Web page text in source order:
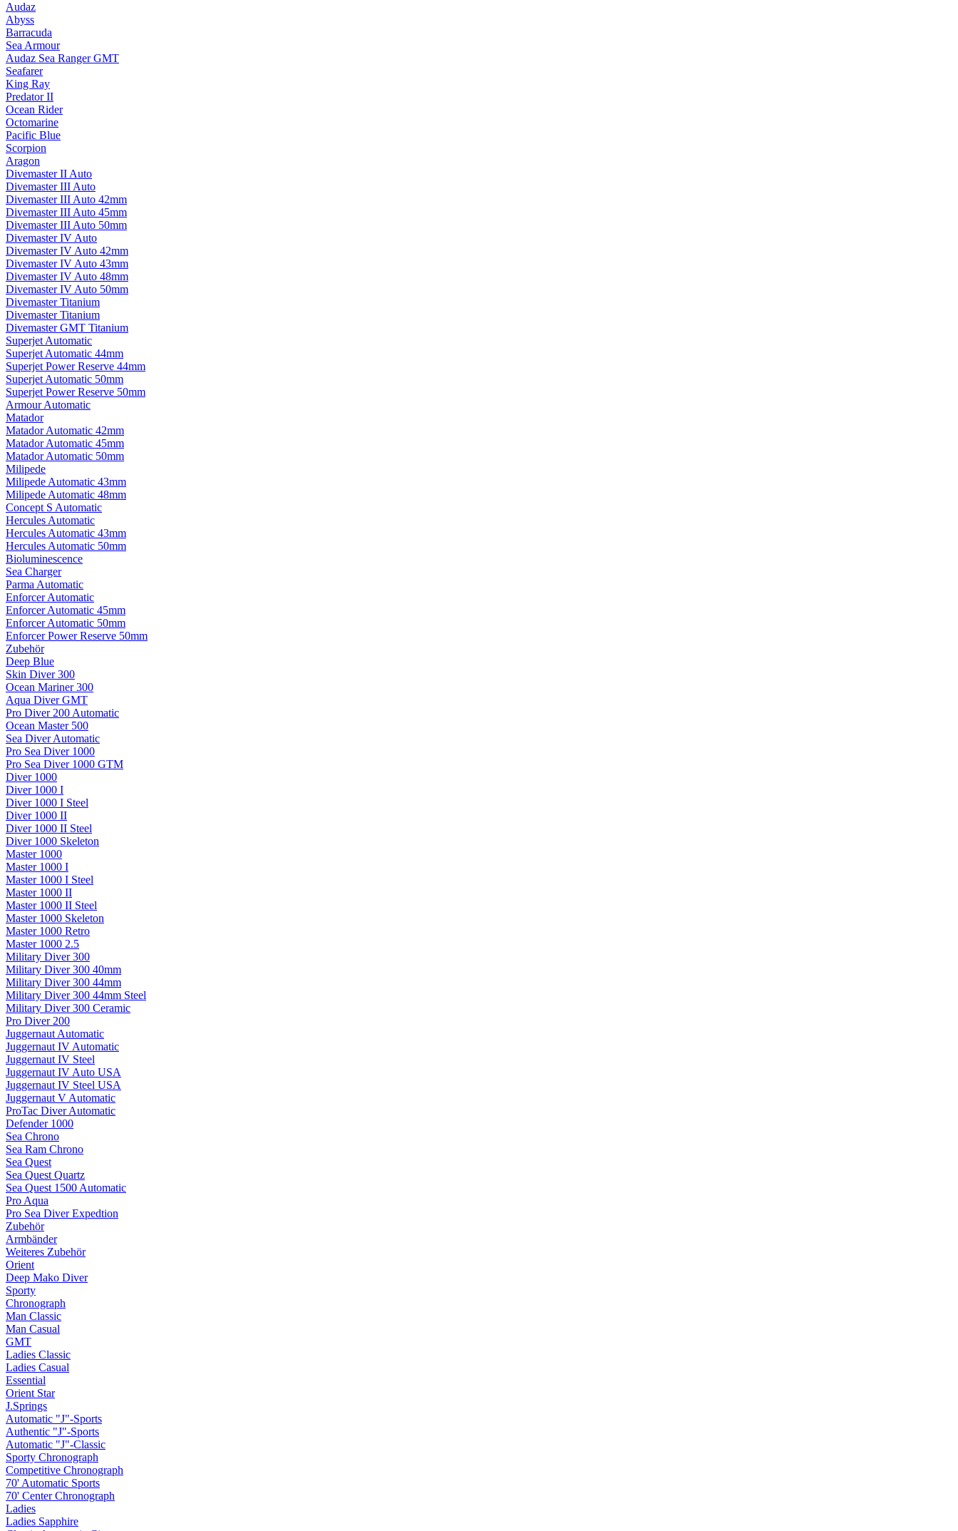
Audaz
Abyss
Barracuda
Sea Armour
Audaz Sea Ranger GMT
Seafarer
King Ray
Predator II
Ocean Rider
Octomarine
Pacific Blue
Scorpion
Aragon
Divemaster II Auto
Divemaster III Auto
Divemaster III Auto 42mm
Divemaster III Auto 45mm
Divemaster III Auto 50mm
Divemaster IV Auto
Divemaster IV Auto 42mm
Divemaster IV Auto 43mm
Divemaster IV Auto 48mm
Divemaster IV Auto 50mm
Divemaster Titanium
Divemaster Titanium
Divemaster GMT Titanium
Superjet Automatic
Superjet Automatic 44mm
Superjet Power Reserve 44mm
Superjet Automatic 50mm
Superjet Power Reserve 50mm
Armour Automatic
Matador
Matador Automatic 42mm
Matador Automatic 45mm
Matador Automatic 50mm
Milipede
Milipede Automatic 43mm
Milipede Automatic 48mm
Concept S Automatic
Hercules Automatic
Hercules Automatic 43mm
Hercules Automatic 50mm
Bioluminescence
Sea Charger
Parma Automatic
Enforcer Automatic
Enforcer Automatic 45mm
Enforcer Automatic 50mm
Enforcer Power Reserve 50mm
Zubehör
Deep Blue
Skin Diver 300
Ocean Mariner 300
Aqua Diver GMT
Pro Diver 200 Automatic
Ocean Master 500
Sea Diver Automatic
Pro Sea Diver 1000
Pro Sea Diver 1000 GTM
Diver 1000
Diver 1000 I
Diver 1000 I Steel
Diver 1000 II
Diver 1000 II Steel
Diver 1000 Skeleton
Master 1000
Master 1000 I
Master 1000 I Steel
Master 1000 II
Master 1000 II Steel
Master 1000 Skeleton
Master 1000 Retro
Master 1000 2.5
Military Diver 300
Military Diver 300 40mm
Military Diver 300 44mm
Military Diver 300 44mm Steel
Military Diver 300 Ceramic
Pro Diver 200
Juggernaut Automatic
Juggernaut IV Automatic
Juggernaut IV Steel
Juggernaut IV Auto USA
Juggernaut IV Steel USA
Juggernaut V Automatic
ProTac Diver Automatic
Defender 1000
Sea Chrono
Sea Ram Chrono
Sea Quest
Sea Quest Quartz
Sea Quest 1500 Automatic
Pro Aqua
Pro Sea Diver Expedtion
Zubehör
Armbänder
Weiteres Zubehör
Orient
Deep Mako Diver
Sporty
Chronograph
Man Classic
Man Casual
GMT
Ladies Classic
Ladies Casual
Essential
Orient Star
J.Springs
Automatic "J"-Sports
Authentic "J"-Sports
Automatic "J"-Classic
Sporty Chronograph
Competitive Chronograph
70' Automatic Sports
70' Center Chronograph
Ladies
Ladies Sapphire